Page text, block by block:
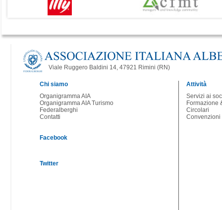
Viale Ruggero Baldini 14, 47921 Rimini (RN)
Chi siamo
Organigramma AIA
Organigramma AIA Turismo
Federalberghi
Contatti
Facebook
Twitter
Attività
Servizi ai
Formazione
Circolari
Convenzioni